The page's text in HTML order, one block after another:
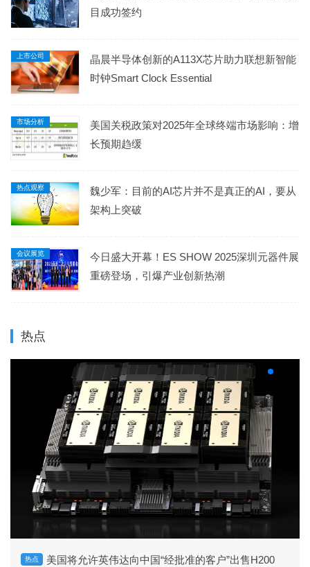
目成功签约
上市公司
晶晨半导体创新的A113X芯片助力联想新智能
时钟Smart Clock Essential
市场分析
美国关税政策对2025年全球终端市场影响：增
长预期趋缓
热点观察
魏少军：目前的AI芯片并不是真正的AI，要从
架构上突破
会议展览
今日盛大开幕！ES SHOW 2025深圳元器件展
重磅登场，引爆产业创新热潮
热点
热点
美国将允许英伟达向中国“经批准的客户”出售H200